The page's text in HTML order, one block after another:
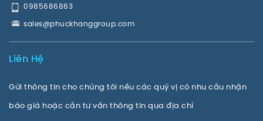
0985686863
sales@phuckhanggroup.com
Liên Hệ
Gửi thông tin cho chúng tôi nếu các quý vị có nhu cầu nhận
báo giá hoặc cần tư vấn thông tin qua địa chỉ